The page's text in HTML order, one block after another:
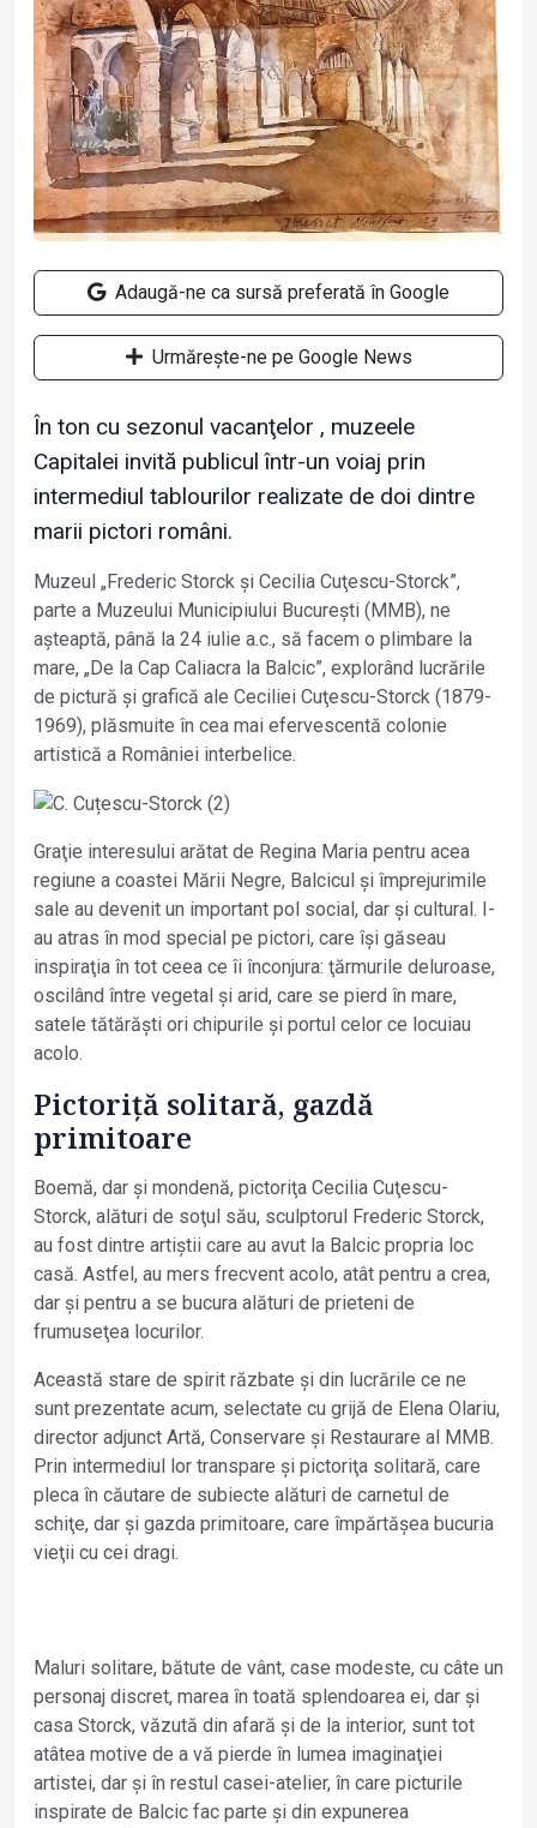
Adaugă-ne ca sursă preferată în Google
Urmărește-ne pe Google News
În ton cu sezonul vacanţelor , muzeele
Capitalei invită publicul într-un voiaj prin
intermediul tablourilor realizate de doi dintre
marii pictori români.
Muzeul „Frederic Storck și Cecilia Cuţescu-Storck”,
parte a Muzeului Municipiului București (MMB), ne
așteaptă, până la 24 iulie a.c., să facem o plimbare la
mare, „De la Cap Caliacra la Balcic”, explorând lucrările
de pictură și grafică ale Ceciliei Cuţescu-Storck (1879-
1969), plăsmuite în cea mai efervescentă colonie
artistică a României interbelice.
Graţie interesului arătat de Regina Maria pentru acea
regiune a coastei Mării Negre, Balcicul și împrejurimile
sale au devenit un important pol social, dar și cultural. I-
au atras în mod special pe pictori, care își găseau
inspiraţia în tot ceea ce îi înconjura: ţărmurile deluroase,
oscilând între vegetal și arid, care se pierd în mare,
satele tătărăști ori chipurile și portul celor ce locuiau
acolo.
Pictoriţă solitară, gazdă
primitoare
Boemă, dar și mondenă, pictoriţa Cecilia Cuţescu-
Storck, alături de soţul său, sculptorul Frederic Storck,
au fost dintre artiștii care au avut la Balcic propria loc
casă. Astfel, au mers frecvent acolo, atât pentru a crea,
dar și pentru a se bucura alături de prieteni de
frumuseţea locurilor.
Această stare de spirit răzbate și din lucrările ce ne
sunt prezentate acum, selectate cu grijă de Elena Olariu,
director adjunct Artă, Conservare și Restaurare al MMB.
Prin intermediul lor transpare și pictoriţa solitară, care
pleca în căutare de subiecte alături de carnetul de
schiţe, dar și gazda primitoare, care împărtășea bucuria
vieţii cu cei dragi.
Maluri solitare, bătute de vânt, case modeste, cu câte un
personaj discret, marea în toată splendoarea ei, dar și
casa Storck, văzută din afară și de la interior, sunt tot
atâtea motive de a vă pierde în lumea imaginaţiei
artistei, dar și în restul casei-atelier, în care picturile
inspirate de Balcic fac parte și din expunerea